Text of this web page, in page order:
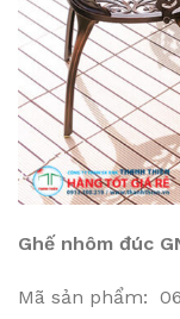
Ghế nhôm đúc
Mã sản phẩm: